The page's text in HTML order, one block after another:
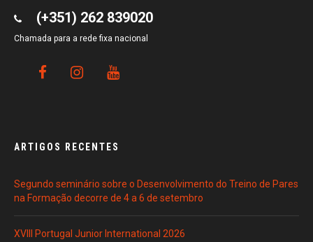
(+351) 262 839020
Chamada para a rede fixa nacional
ARTIGOS RECENTES
Segundo seminário sobre o Desenvolvimento do Treino de Pares
na Formação decorre de 4 a 6 de setembro
XVIII Portugal Junior International 2026